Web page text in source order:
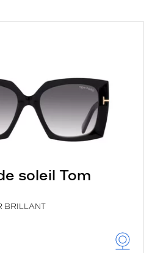
soleil Tom
BRILLANT